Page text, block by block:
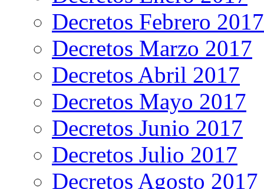
Decretos Febrero 2017
Decretos Marzo 2017
Decretos Abril 2017
Decretos Mayo 2017
Decretos Junio 2017
Decretos Julio 2017
Decretos Agosto 2017